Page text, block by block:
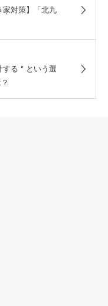
家対策】「北九
する＂という選